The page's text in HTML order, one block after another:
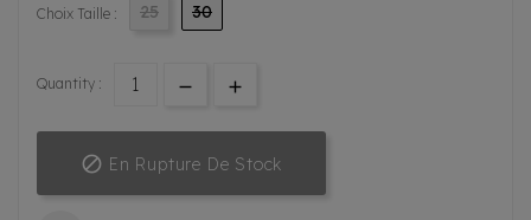
Choix Taille : 25 30
Quantity :
 En Rupture De Stock